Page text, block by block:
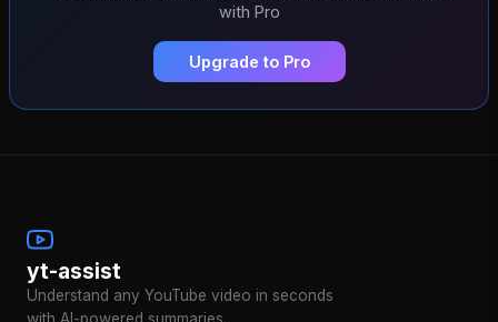
with Pro
Upgrade to Pro
yt-assist
Understand any YouTube video in seconds
with AI-powered summaries.